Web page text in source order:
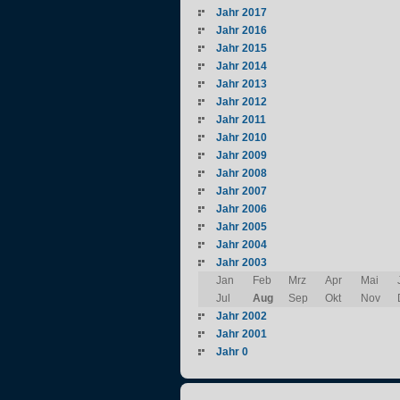
Jahr 2017
Jahr 2016
Jahr 2015
Jahr 2014
Jahr 2013
Jahr 2012
Jahr 2011
Jahr 2010
Jahr 2009
Jahr 2008
Jahr 2007
Jahr 2006
Jahr 2005
Jahr 2004
Jahr 2003
Jan
Feb Mrz Apr Mai
Jul
Aug Sep Okt Nov
Jahr 2002
Jahr 2001
Jahr 0